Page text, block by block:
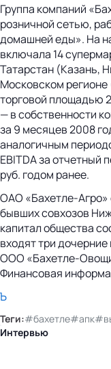
Группа компаний
розничной сетью,
домашней еды». На
включала 14
Татарстан (Казань,
Московском
торговой площадью
— в собственности
за 9 месяцев 2008
аналогичным
EBITDA за отчетный
руб. годом ранее.
ОАО «Бахетле-Агро»
бывших совхозов
капитал общества
входят три
ООО «Бахетле-
Финансовая
Ъ
Теги:#бахетле#апк
Интервью